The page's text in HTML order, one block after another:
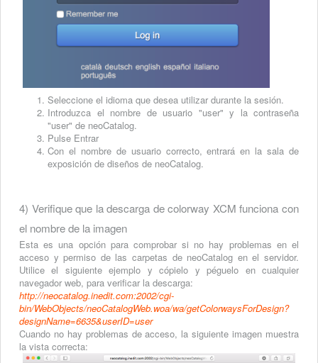
Seleccione el idioma que desea utilizar durante la sesión.
Introduzca el nombre de usuario "user" y la contraseña
"user" de neoCatalog.
Pulse Entrar
Con el nombre de usuario correcto, entrará en la sala de
exposición de diseños de neoCatalog.
4) Verifique que la descarga de colorway XCM funciona con
el nombre de la imagen
Esta es una opción para comprobar si no hay problemas en el
acceso y permiso de las carpetas de neoCatalog en el servidor.
Utilice el siguiente ejemplo y cópielo y péguelo en cualquier
navegador web, para verificar la descarga:
http://neocatalog.inedit.com:2002/cgi-
bin/WebObjects/neoCatalogWeb.woa/wa/getColorwaysForDesign?
designName=6635&userID=user
Cuando no hay problemas de acceso, la siguiente imagen muestra
la vista correcta: